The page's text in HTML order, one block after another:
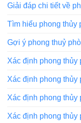
Giải đáp chi tiết về
Tìm hiểu phong thủy
Gợi ý phong thuỷ
Xác định phong thủy
Xác định phong thủy
Xác định phong thủy
Xác định phong